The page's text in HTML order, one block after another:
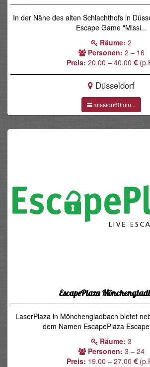
In der Nähe des alten Schlachthofs in
Escape Game "Missi...
Räume: 2
Personen: 2 – 16
Preis: 20.00 – 40.00
Düsseldorf
mission60min...
EscapePlaza
LaserPlaza in Mönchengladbach bietet
dem Namen EscapePlaza
Räume: 3
Personen: 3 – 24
Preis: 19.00 – 27.00